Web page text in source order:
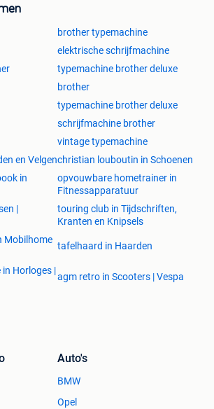
brother typemachine
elektrische schrijfmachine
typemachine brother deluxe
brother
typemachine brother deluxe
schrijfmachine brother
vintage typemachine
en Velgenchristian louboutin in Schoenen
in
opvouwbare hometrainer in
Fitnessapparatuur
|
touring club in Tijdschriften,
Kranten en Knipsels
Mobilhome
tafelhaard in Haarden
Horloges |
agm retro in Scooters | Vespa
Auto's
BMW
Opel